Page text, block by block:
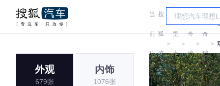
当
前
位
置:
搜
狐
汽
车
＞
车
型
大
全
＞
奇
瑞
＞
奇
瑞
＞
外观
679张
内饰
1076张